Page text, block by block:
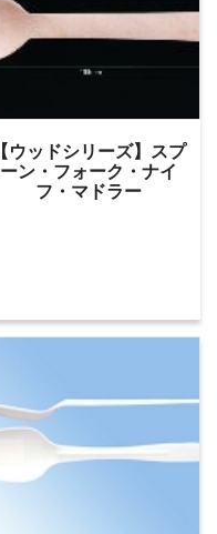
【ウッドシリーズ】スプ
ーン・フォーク・ナイ
フ・マドラー